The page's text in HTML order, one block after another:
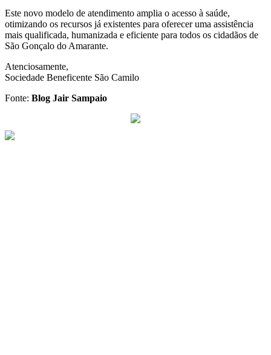
Este novo modelo de atendimento amplia o acesso à saúde,
otimizando os recursos já existentes para oferecer uma assistência
mais qualificada, humanizada e eficiente para todos os cidadãos de
São Gonçalo do Amarante.
Atenciosamente,
Sociedade Beneficente São Camilo
Fonte: Blog Jair Sampaio